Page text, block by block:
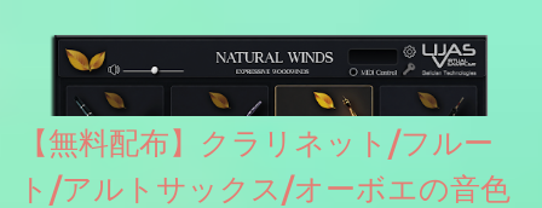
【無料配布】クラリネット/フルー
ト/アルトサックス/オーボエの音色